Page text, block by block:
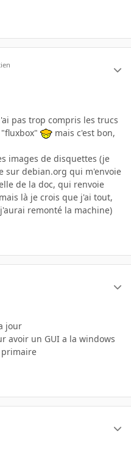
pas trop compris les trucs
mais c'est bon,
images de disquettes (je
sur debian.org qui m'envoie
de la doc, qui renvoie
là je crois que j'ai tout,
remonté la machine)
jour
avoir un GUI a la windows
primaire